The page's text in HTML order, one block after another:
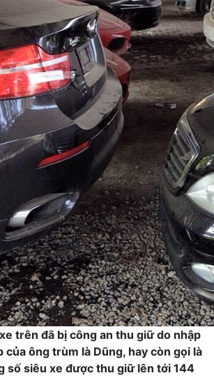
trên đã bị công an thu giữ do nhập
của ông trùm là Dũng, hay còn gọi là
số siêu xe được thu giữ lên tới 144